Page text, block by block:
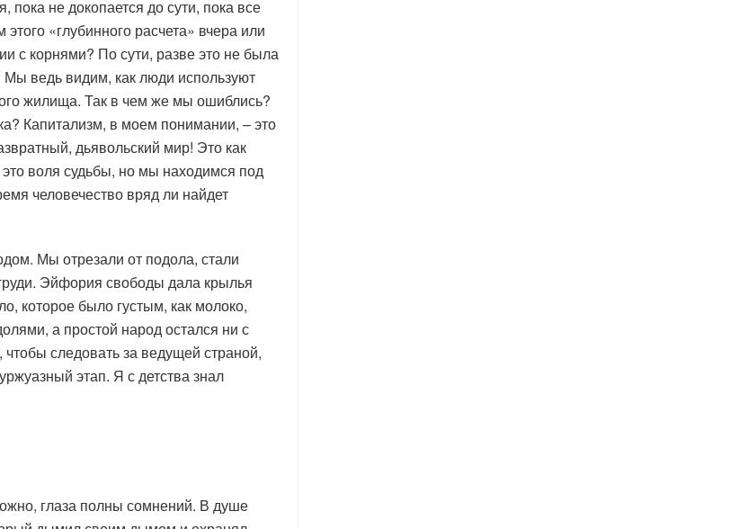
не докопается до сути, пока все
«глубинного расчета» вчера или
с корнями? По сути, разве это не была
ведь видим, как люди используют
жилища. Так в чем же мы ошиблись?
Капитализм, в моем понимании, – это
дьявольский мир! Это как
воля судьбы, но мы находимся под
человечество вряд ли найдет
Мы отрезали от подола, стали
Эйфория свободы дала крылья
которое было густым, как молоко,
а простой народ остался ни с
следовать за ведущей страной,
этап. Я с детства знал
глаза полны сомнений. В душе